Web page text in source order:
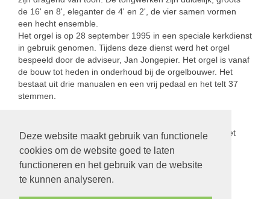
Deze website maakt gebruik van functionele
cookies om de website goed te laten
functioneren en het gebruik van de website
te kunnen analyseren.
de 16' en 8', eleganter de 4' en 2', de vier samen vormen
een hecht ensemble.
Het orgel is op 28 september 1995 in een speciale kerkdienst
in gebruik genomen. Tijdens deze dienst werd het orgel
bespeeld door de adviseur, Jan Jongepier. Het orgel is vanaf
de bouw tot heden in onderhoud bij de orgelbouwer. Het
bestaat uit drie manualen en een vrij pedaal en het telt 37
stemmen.
Het Verschueren-orgel Het
Koppejan-orgel
terug